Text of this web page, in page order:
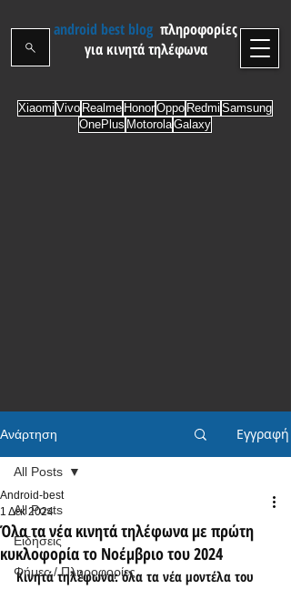
android best blog πληροφορίες
για κινητά τηλέφωνα
Xiaomi Vivo Realme HonorOppo Redmi Samsung
OnePlus MotorolaGalaxy
Ανάρτηση Εγγραφή
All Posts
Ειδήσεις
Φήμες / Πληροφορίες
All Posts
Όλα τα νέα κινητά τηλέφωνα με πρώτη
κυκλοφορία το Νοέμβριο του 2024
Android-best
1 Δεκ 2024
Κινητά τηλέφωνα: όλα τα νέα μοντέλα του